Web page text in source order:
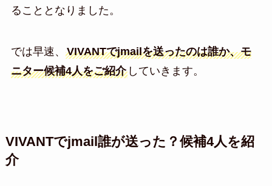
ることとなりました。
では早速、 VIVANTでjmailを送ったのは誰か、モ
ニター候補4人をご紹介していきます。
VIVANTでjmail誰が送った？候補4人を紹
介